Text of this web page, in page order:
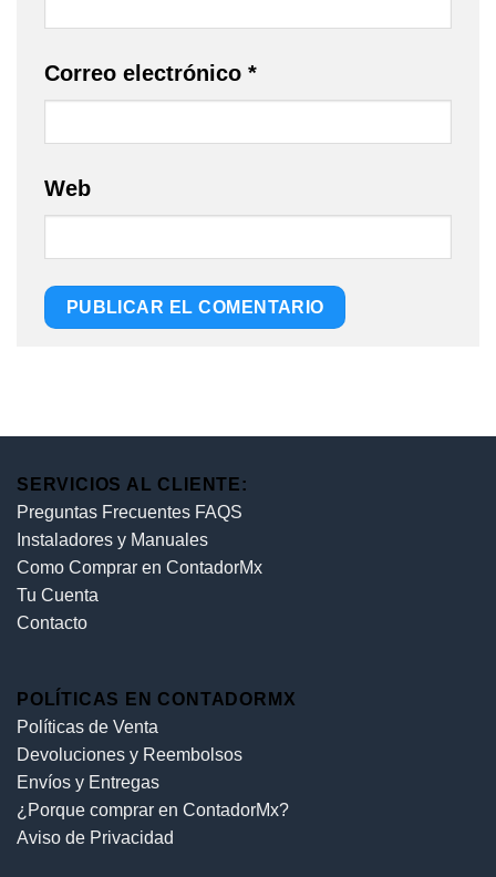
Correo electrónico *
Web
SERVICIOS AL CLIENTE:
Preguntas Frecuentes FAQS
Instaladores y Manuales
Como Comprar en ContadorMx
Tu Cuenta
Contacto
POLÍTICAS EN CONTADORMX
Políticas de Venta
Devoluciones y Reembolsos
Envíos y Entregas
¿Porque comprar en ContadorMx?
Aviso de Privacidad